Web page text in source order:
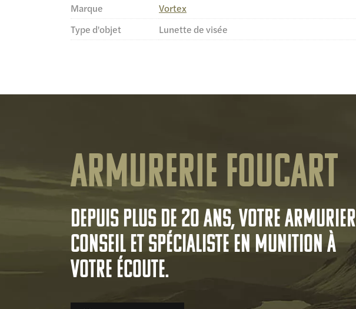
Marque
Vortex
Type d'objet
Lunette de visée
Armurerie Foucart
Depuis plus de 20 ans, votre armurier
conseil et spécialiste en munition à
votre écoute.